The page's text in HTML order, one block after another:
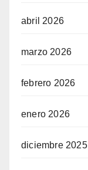
abril 2026
marzo 2026
febrero 2026
enero 2026
diciembre 2025